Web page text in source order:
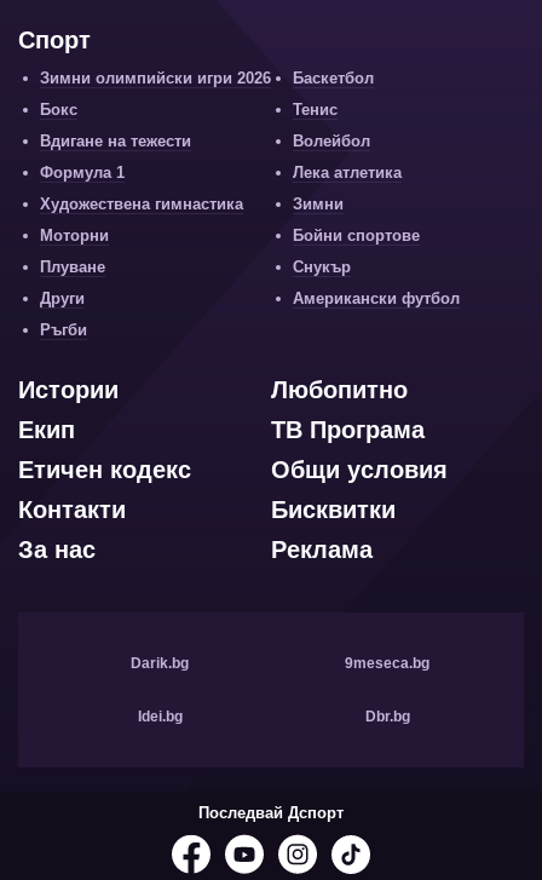
Спорт
Зимни олимпийски игри 2026
Баскетбол
Бокс
Тенис
Вдигане на тежести
Волейбол
Формула 1
Лека атлетика
Художествена гимнастика
Зимни
Моторни
Бойни спортове
Плуване
Снукър
Други
Американски футбол
Ръгби
Любопитно
Истории
ТВ Програма
Екип
Общи условия
Етичен кодекс
Бисквитки
Контакти
Реклама
За нас
Darik.bg 9meseca.bg
Idei.bg Dbr.bg
Последвай Дспорт